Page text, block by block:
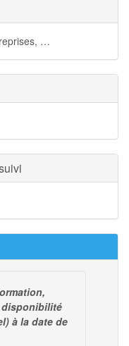
…
disponibilité
à la date de